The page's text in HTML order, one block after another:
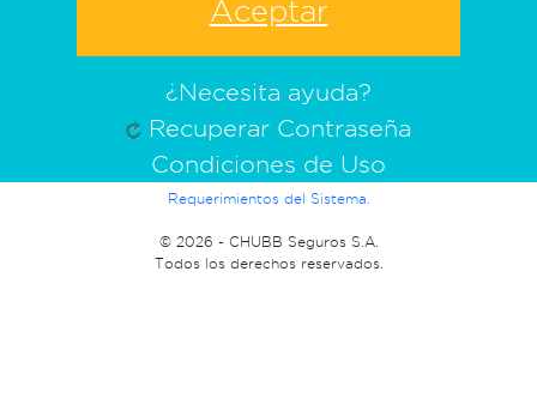
¿Necesita ayuda?
Recuperar Contraseña
Condiciones de Uso
Requerimientos del Sistema.
© 2026 - CHUBB Seguros S.A.
Todos los derechos reservados.